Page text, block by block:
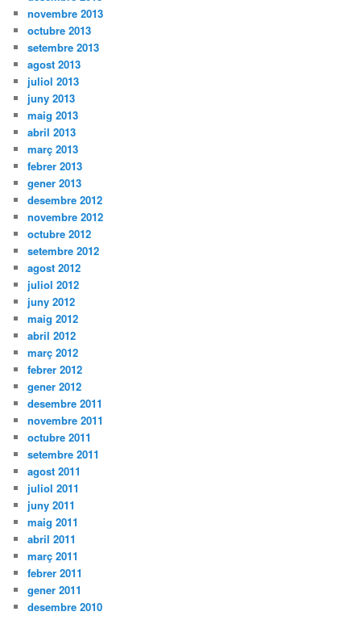
novembre 2013
octubre 2013
setembre 2013
agost 2013
juliol 2013
juny 2013
maig 2013
abril 2013
març 2013
febrer 2013
gener 2013
desembre 2012
novembre 2012
octubre 2012
setembre 2012
agost 2012
juliol 2012
juny 2012
maig 2012
abril 2012
març 2012
febrer 2012
gener 2012
desembre 2011
novembre 2011
octubre 2011
setembre 2011
agost 2011
juliol 2011
juny 2011
maig 2011
abril 2011
març 2011
febrer 2011
gener 2011
desembre 2010